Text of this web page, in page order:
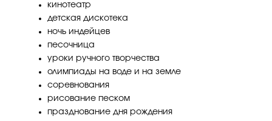
кинотеатр
детская дискотека
ночь индейцев
песочница
уроки ручного творчества
олимпиады на воде и на земле
соревнования
рисование песком
празднование дня рождения